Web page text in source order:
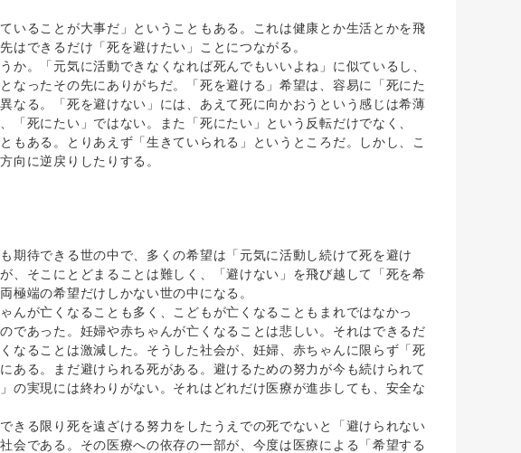
ることが大事だ」ということもある。これは健康とか生活とかを飛
はできるだけ「死を避けたい」ことにつながる。
。「元気に活動できなくなれば死んでもいいよね」に似ているし、
なったその先にありがちだ。「死を避ける」希望は、容易に「死にた
なる。「死を避けない」には、あえて死に向かおうという感じは希薄
死にたい」ではない。また「死にたい」という反転だけでなく、
もある。とりあえず「生きていられる」というところだ。しかし、こ
向に逆戻りしたりする。
待できる世の中で、多くの希望は「元気に活動し続けて死を避け
、そこにとどまることは難しく、「避けない」を飛び越して「死を希
極端の希望だけしかない世の中になる。
が亡くなることも多く、こどもが亡くなることもまれではなかっ
であった。妊婦や赤ちゃんが亡くなることは悲しい。それはできるだ
なることは激減した。そうした社会が、妊婦、赤ちゃんに限らず「死
ある。まだ避けられる死がある。避けるための努力が今も続けられて
の実現には終わりがない。それはどれだけ医療が進歩しても、安全な
る限り死を遠ざける努力をしたうえでの死でないと「避けられない
会である。その医療への依存の一部が、今度は医療による「希望する